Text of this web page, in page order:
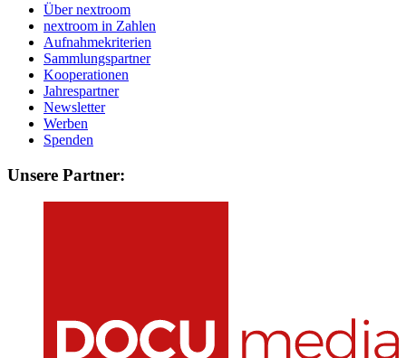
Über nextroom
nextroom in Zahlen
Aufnahmekriterien
Sammlungspartner
Kooperationen
Jahrespartner
Newsletter
Werben
Spenden
Unsere Partner: